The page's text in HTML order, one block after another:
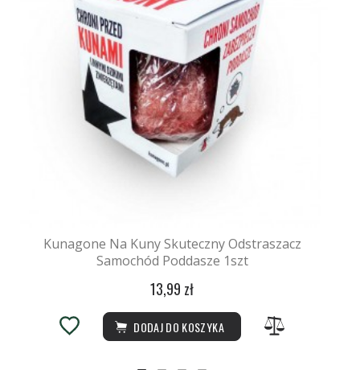
Kunagone Na Kuny Skuteczny Odstraszacz
Samochód Poddasze 1szt
13,99 zł
DODAJ DO KOSZYKA